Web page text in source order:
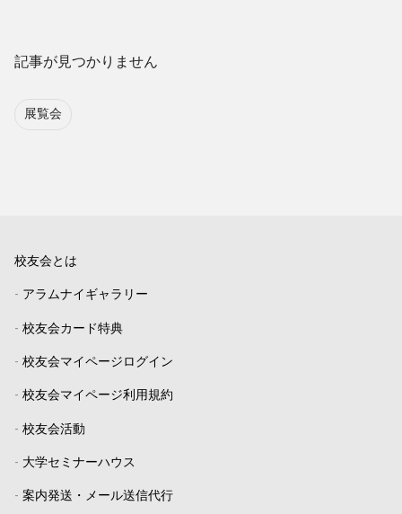
記事が見つかりません
展覧会
校友会とは
- アラムナイギャラリー
- 校友会カード特典
- 校友会マイページログイン
- 校友会マイページ利用規約
- 校友会活動
- 大学セミナーハウス
- 案内発送・メール送信代行